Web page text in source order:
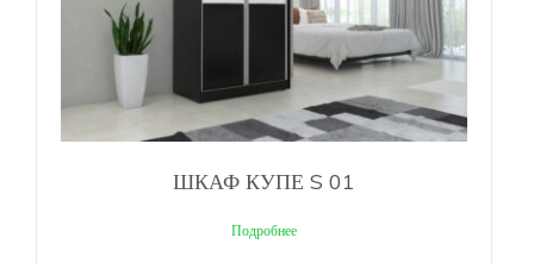
ШКАФ КУПЕ S 01
Подробнее